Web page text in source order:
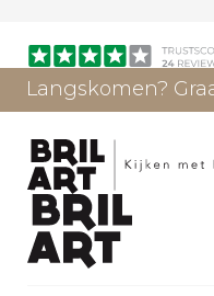
Langskomen?